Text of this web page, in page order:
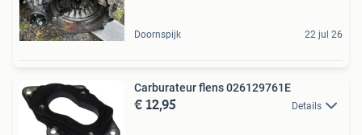
Doornspijk 22 jul 26
Carburateur flens 026129761E
€ 12,95 Details